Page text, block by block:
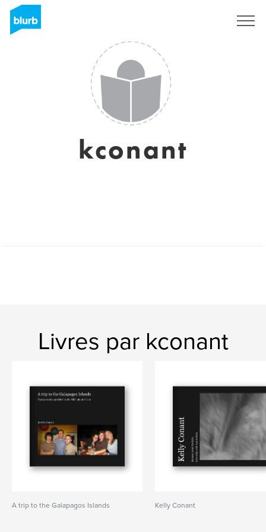
kconant
Livres par kconant
A trip to the Galapagos Islands Kelly Conant